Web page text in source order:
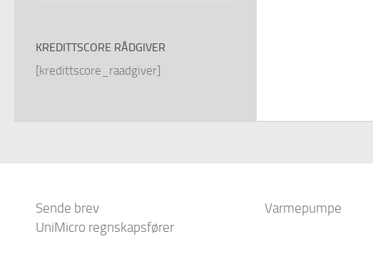
KREDITTSCORE RÅDGIVER
[kredittscore_raadgiver]
Sende brev
UniMicro regnskapsfører
Varmepumpe